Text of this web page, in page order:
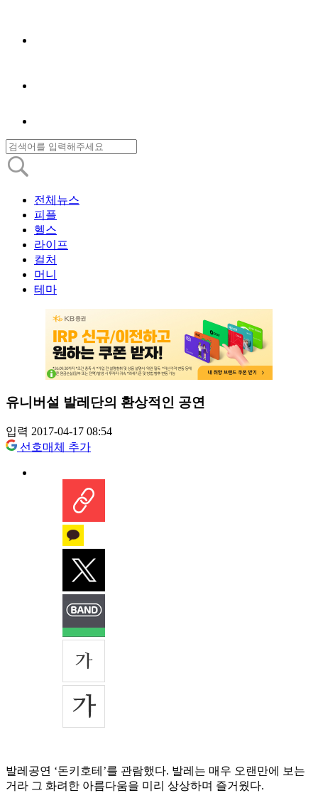
전체뉴스
피플
헬스
라이프
컬처
머니
테마
유니버설 발레단의 환상적인 공연
입력 2017-04-17 08:54
선호매체 추가
발레공연 ‘돈키호테’를 관람했다. 발레는 매우 오랜만에 보는
거라 그 화려한 아름다움을 미리 상상하며 즐거웠다.